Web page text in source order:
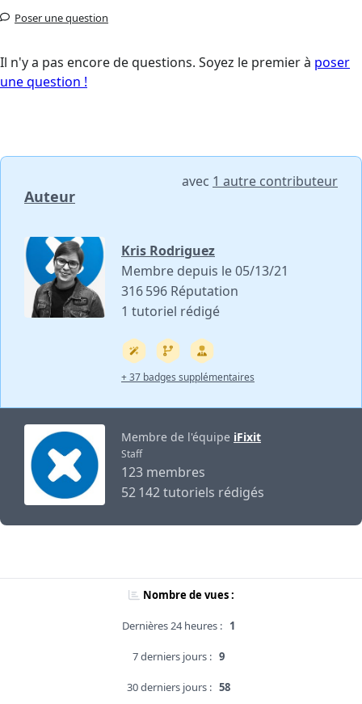
Poser une question
Il n'y a pas encore de questions. Soyez le premier à poser
une question !
Auteur
avec 1 autre contributeur
Kris Rodriguez
Membre depuis le 05/13/21
316 596 Réputation
1 tutoriel rédigé
+ 37 badges supplémentaires
Membre de l'équipe iFixit
Staff
123 membres
52 142 tutoriels rédigés
Nombre de vues :
Dernières 24 heures : 1
7 derniers jours : 9
30 derniers jours : 58